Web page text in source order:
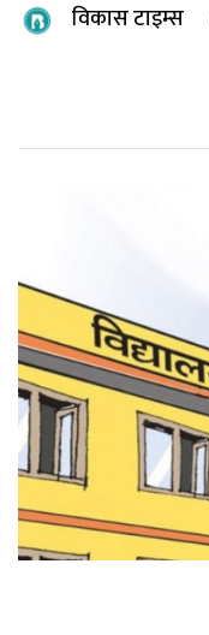
विकास टाइम्स